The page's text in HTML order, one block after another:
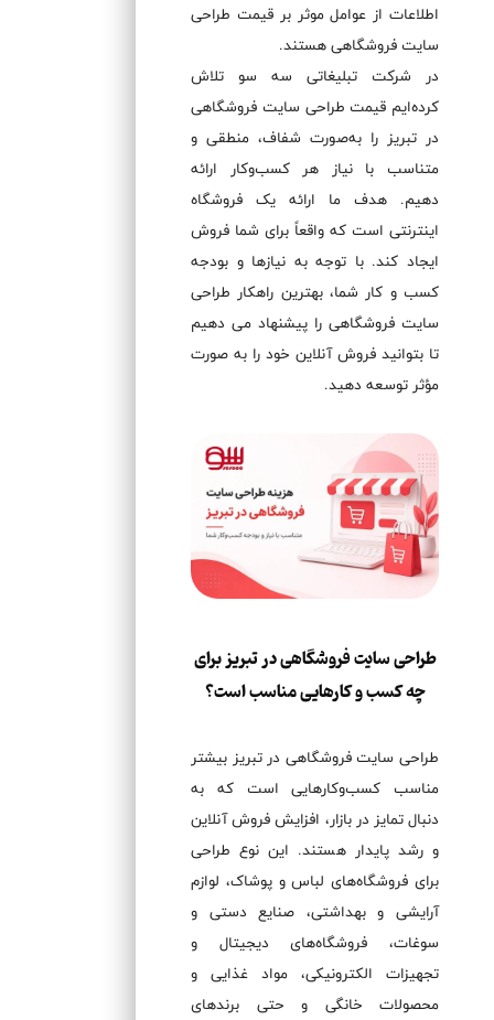
اطلاعات از عوامل موثر بر قیمت طراحی
سایت فروشگاهی هستند.
در شرکت تبلیغاتی سه سو تلاش
کرده‌ایم قیمت طراحی سایت فروشگاهی
در تبریز را به‌صورت شفاف، منطقی و
متناسب با نیاز هر کسب‌وکار ارائه
دهیم. هدف ما ارائه یک فروشگاه
اینترنتی است که واقعاً برای شما فروش
ایجاد کند. با توجه به نیازها و بودجه
کسب ‌و کار شما، بهترین راهکار طراحی
سایت فروشگاهی را پیشنهاد می‌ دهیم
تا بتوانید فروش آنلاین خود را به ‌صورت
مؤثر توسعه دهید.
طراحی سایت فروشگاهی در تبریز برای
چه کسب و کارهایی مناسب است؟
طراحی سایت فروشگاهی در تبریز بیشتر
مناسب کسب‌وکارهایی است که به
دنبال تمایز در بازار، افزایش فروش آنلاین
و رشد پایدار هستند. این نوع طراحی
برای فروشگاه‌های لباس و پوشاک، لوازم
آرایشی و بهداشتی، صنایع دستی و
سوغات، فروشگاه‌های دیجیتال و
تجهیزات الکترونیکی، مواد غذایی و
محصولات خانگی و حتی برندهای